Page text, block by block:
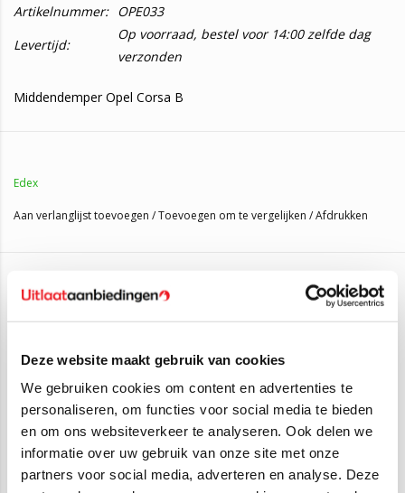
Deze website maakt gebruik van cookies
We gebruiken cookies om content en advertenties te
personaliseren, om functies voor social media te bieden
en om ons websiteverkeer te analyseren. Ook delen we
informatie over uw gebruik van onze site met onze
partners voor social media, adverteren en analyse. Deze
Artikelnummer: OPE033
Levertijd:
Op voorraad, bestel voor 14:00 zelfde dag
verzonden
Middendemper Opel Corsa B
Deze middendemper is geschikt voor:
Opel Corsa B 1.2i(33KW/45PK 1993 t/m 2000)
Opel Corsa B 1.5TD(49KW/67PK 1993 t/m 2000)
Opel Corsa B 1.7D(44KW/60PK 1996 t/m 2000)
- 3 Jaar garantie.
- Laagste prijs garantie.
- Voor 3 uur besteld, volgende werkdag in huis.
Edex
Aan verlanglijst toevoegen /Toevoegen om te vergelijken /Afdrukken
Gerelateerde producten